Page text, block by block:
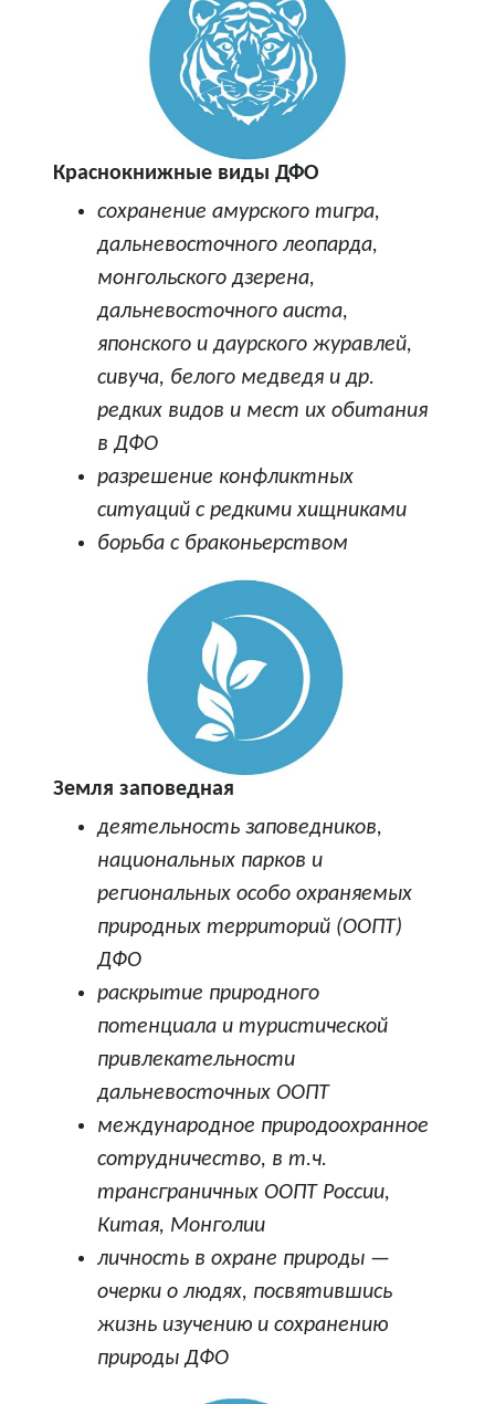
Краснокнижные виды ДФО
cохранение амурского тигра,
дальневосточного леопарда,
монгольского дзерена,
дальневосточного аиста,
японского и даурского журавлей,
сивуча, белого медведя и др.
редких видов и мест их обитания
в ДФО
разрешение конфликтных
ситуаций с редкими хищниками
борьба с браконьерством
Земля заповедная
деятельность заповедников,
национальных парков и
региональных особо охраняемых
природных территорий (ООПТ)
ДФО
раскрытие природного
потенциала и туристической
привлекательности
дальневосточных ООПТ
международное природоохранное
сотрудничество, в т.ч.
трансграничных ООПТ России,
Китая, Монголии
личность в охране природы —
очерки о людях, посвятившись
жизнь изучению и сохранению
природы ДФО